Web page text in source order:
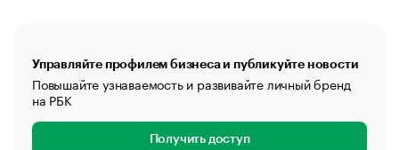
Управляйте профилем бизнеса и публикуйте новости
Повышайте узнаваемость и развивайте личный бренд
на РБК
Получить доступ